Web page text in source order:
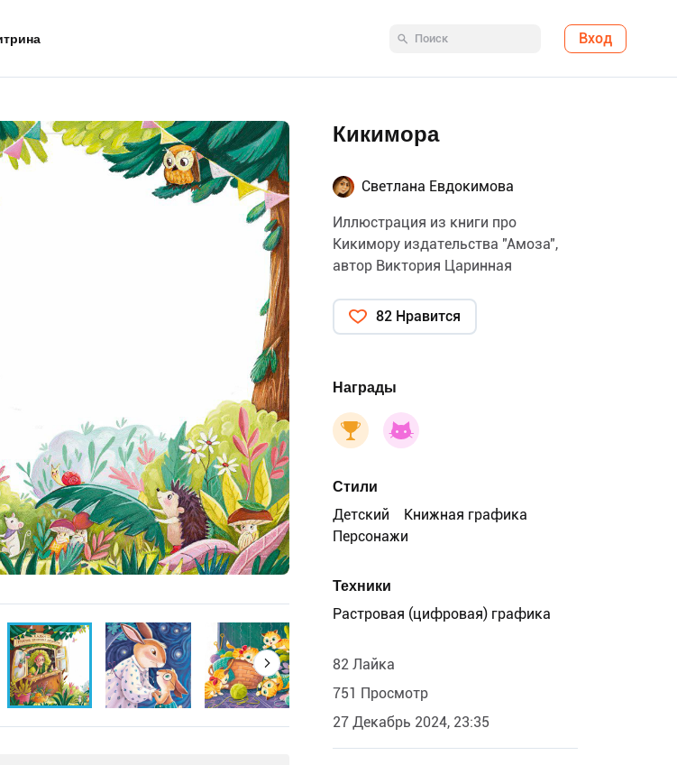
Вход
Кикимора
Светлана Евдокимова
Иллюстрация из книги про
Кикимору издательства "Амоза",
автор Виктория Царинная
82 Нравится
Награды
Стили
Детский
Книжная графика
Персонажи
Техники
Растровая (цифровая) графика
82 Лайка
751 Просмотр
27 Декабрь 2024, 23:35